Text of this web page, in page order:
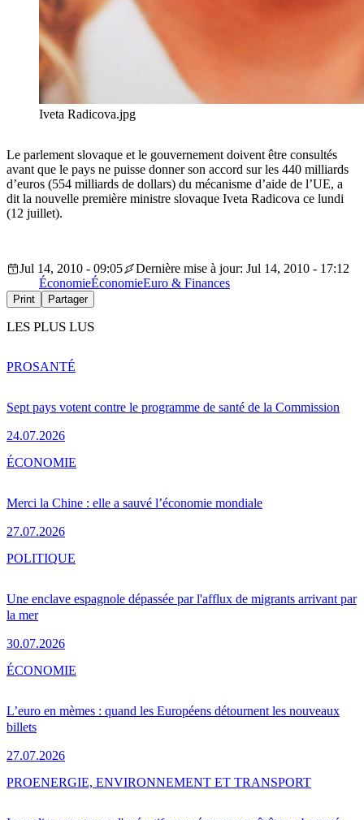
Iveta Radicova.jpg
Le parlement slovaque et le gouvernement doivent être consultés
avant que le pays ne puisse donner son accord sur les 440 milliards
d’euros (554 milliards de dollars) du mécanisme d’aide de l’UE, a
dit la nouvelle première ministre slovaque Iveta Radicova ce lundi
(12 juillet).
Jul 14, 2010 - 09:05
Dernière mise à jour: Jul 14, 2010 - 17:12
ÉconomieÉconomieEuro & Finances
Print Partager
LES PLUS LUS
Sept pays votent contre le programme de santé de la Commission
24.07.2026
PROSANTÉ
Merci la Chine : elle a sauvé l’économie mondiale
27.07.2026
ÉCONOMIE
Une enclave espagnole dépassée par l'afflux de migrants arrivant par
la mer
30.07.2026
POLITIQUE
L’euro en mèmes : quand les Européens détournent les nouveaux
billets
27.07.2026
ÉCONOMIE
PROENERGIE, ENVIRONNEMENT ET TRANSPORT